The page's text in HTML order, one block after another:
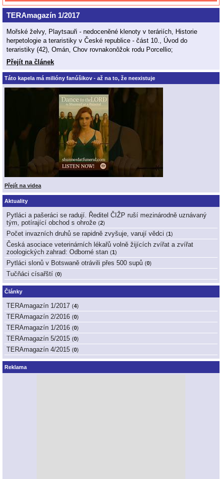
TERAmagazín 1/2017
Mořské želvy, Playtsauři - nedoceněné klenoty v teráriích, Historie
herpetologie a teraristiky v České republice - část 10., Úvod do
teraristiky (42), Omán, Chov rovnakonôžok rodu Porcellio;
Přejít na článek
Táto kapela má milióny fanúšikov - až na to, že neexistuje
Přejít na videa
Aktuality
Pytláci a pašeráci se radují. Ředitel ČIŽP ruší mezinárodně uznávaný
tým, potírající obchod s ohrože (2)
Počet invazních druhů se rapidně zvyšuje, varují vědci (1 )
Česká asociace veterinárních lékařů volně žijících zvířat a zvířat
zoologických zahrad: Odborné stan (1 )
Pytláci slonů v Botswaně otrávili přes 500 supů (0)
Tučňáci císařští (0)
Články
TERAmagazín 1/2017 (4)
TERAmagazín 2/2016 (0)
TERAmagazín 1/2016 (0)
TERAmagazín 5/2015 (0)
TERAmagazín 4/2015 (0)
Reklama